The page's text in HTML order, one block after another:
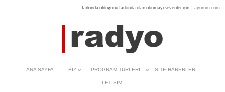
farkinda oldugunu farkinda olan okumayi sevenler için ayorum.com
ANA SAYFA BIZ PROGRAM TÜRLERI SITE HABERLERI
ILETISIM